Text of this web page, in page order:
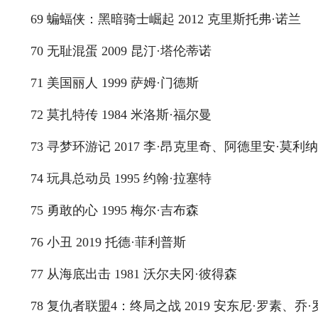
69 蝙蝠侠：黑暗骑士崛起 2012 克里斯托弗·诺兰
70 无耻混蛋 2009 昆汀·塔伦蒂诺
71 美国丽人 1999 萨姆·门德斯
72 莫扎特传 1984 米洛斯·福尔曼
73 寻梦环游记 2017 李·昂克里奇、阿德里安·莫利纳
74 玩具总动员 1995 约翰·拉塞特
75 勇敢的心 1995 梅尔·吉布森
76 小丑 2019 托德·菲利普斯
77 从海底出击 1981 沃尔夫冈·彼得森
78 复仇者联盟4：终局之战 2019 安东尼·罗素、乔·